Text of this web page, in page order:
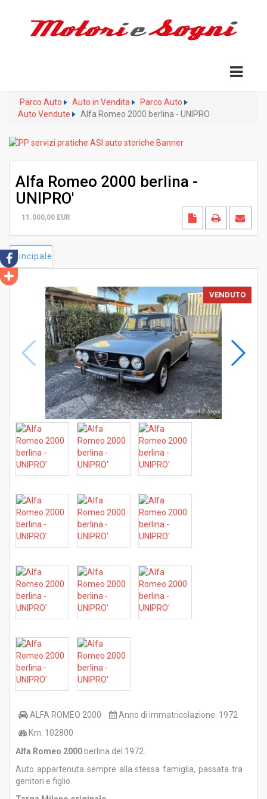
Parco Auto Auto in Vendita
Parco Auto
Auto Vendute
Alfa Romeo 2000 berlina - UNIPRO
Alfa Romeo 2000 berlina -
UNIPRO'
11.000,00 EUR
Principale
VENDUTO
ALFA ROMEO 2000 Anno di immatricolazione: 1972
Km: 102800
Alfa Romeo 2000 berlina del 1972.
Auto appartenuta sempre alla stessa famiglia, passata tra
genitori e figlio.